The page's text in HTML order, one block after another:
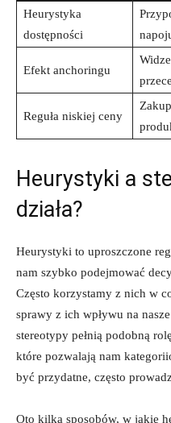
Heurystyka
dostępności
Efekt anchoringu
Reguła niskiej ceny
Heurystyki a
działa?
Heurystyki to uproszczone
nam szybko podejmować
Często korzystamy z nich w
sprawy z ich wpływu na
stereotypy pełnią podobną
które pozwalają nam
być przydatne, często
Oto kilka sposobów, w jakie